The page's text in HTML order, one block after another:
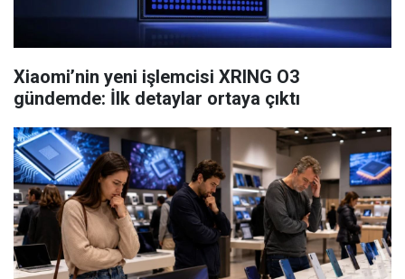
Xiaomi’nin yeni işlemcisi XRING O3
gündemde: İlk detaylar ortaya çıktı